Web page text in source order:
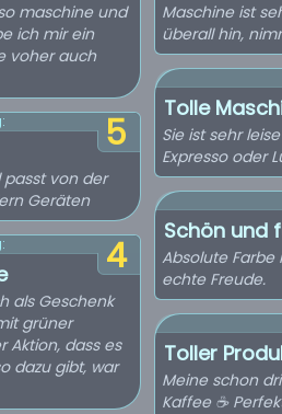
maschine und
ich mir ein
voher auch
5
passt von der
Geräten
4
als Geschenk
grüner
Aktion, dass es
dazu gibt, war
Maschine ist
überall hin,
Tolle
Sie ist sehr
Expresso oder
Schön und
Absolute Farbe
echte Freude.
Toller
Meine schon
Kaffee ☕️